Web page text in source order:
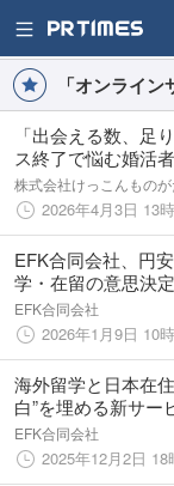
「オンライ
「出会える数、足
ス終了で悩む婚活
去最大級”乗り換え
株式会社けっこんものが
2026年4月3日 13
EFK合同会社、円
学・在留の意思決
1月より本格提供開始
EFK合同会社
2026年1月9日 10
海外留学と日本在
白”を埋める新サー
EFK合同会社が「
と「外国人生活支
EFK合同会社
2025年12月2日 18